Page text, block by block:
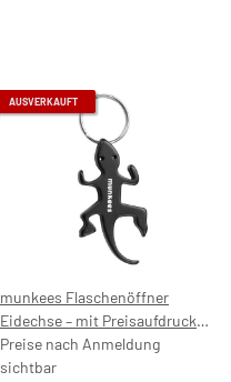
AUSVERKAUFT
munkees Flaschenöffner
Eidechse – mit Preisaufdruck
5,99 €
Preise nach Anmeldung
sichtbar